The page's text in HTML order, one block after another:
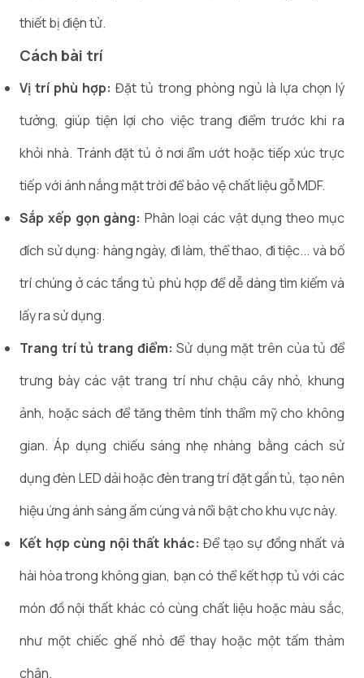
thiết bị điện tử.
Cách bài trí
Vị trí phù hợp: Đặt tủ trong phòng ngủ là lựa chọn lý
tưởng, giúp tiện lợi cho việc trang điểm trước khi ra
khỏi nhà. Tránh đặt tủ ở nơi ẩm ướt hoặc tiếp xúc trực
tiếp với ánh nắng mặt trời để bảo vệ chất liệu gỗ MDF.
Sắp xếp gọn gàng: Phân loại các vật dụng theo mục
đích sử dụng: hàng ngày, đi làm, thể thao, đi tiệc... và bố
trí chúng ở các tầng tủ phù hợp để dễ dàng tìm kiếm và
lấy ra sử dụng.
Trang trí tủ trang điểm:Sử dụng mặt trên của tủ để
trưng bày các vật trang trí như chậu cây nhỏ, khung
ảnh, hoặc sách để tăng thêm tính thẩm mỹ cho không
gian. Áp dụng chiếu sáng nhẹ nhàng bằng cách sử
dụng đèn LED dải hoặc đèn trang trí đặt gần tủ, tạo nên
hiệu ứng ánh sáng ấm cúng và nổi bật cho khu vực này.
Kết hợp cùng nội thất khác: Để tạo sự đồng nhất và
hài hòa trong không gian, bạn có thể kết hợp tủ với các
món đồ nội thất khác có cùng chất liệu hoặc màu sắc,
như một chiếc ghế nhỏ để thay hoặc một tấm thảm
chân.